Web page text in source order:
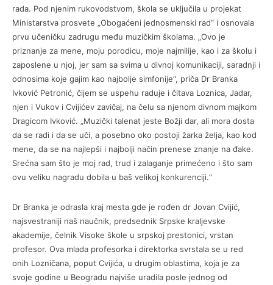
rada. Pod njenim rukovodstvom, škola se uključila u projekat
Ministarstva prosvete „Obogaćeni jednosmenski rad“ i osnovala
prvu učeničku zadrugu među muzičkim školama. „Ovo je
priznanje za mene, moju porodicu, moje najmilije, kao i za školu i
zaposlene u njoj, jer sam sa svima u divnoj komunikaciji, saradnji i
odnosima koje gajim kao najbolje simfonije“, priča Dr Branka
Ivković Petronić, čijem se uspehu raduje i čitava Loznica, Jadar,
njen i Vukov i Cvijićev zavičaj, na čelu sa njenom divnom majkom
Dragicom Ivković. „Muzički talenat jeste Božji dar, ali mora dosta
da se radi i da se uči, a posebno oko postoji žarka želja, kao kod
mene, da se na najlepši i najbolji način prenese znanje na đake.
Srećna sam što je moj rad, trud i zalaganje primećeno i što sam
ovu veliku nagradu dobila u baš velikoj konkurenciji.“
Dr Branka je odrasla kraj mesta gde je rođen dr Jovan Cvijić,
najsvestraniji naš naučnik, predsednik Srpske kraljevske
akademije, čelnik Visoke škole u srpskoj prestonici, vrstan
profesor. Ova mlada profesorka i direktorka svrstala se u red
onih Lozničana, poput Cvijića, u drugim oblastima, koja je za
svoje godine u Beogradu najviše uradila posle jednog od